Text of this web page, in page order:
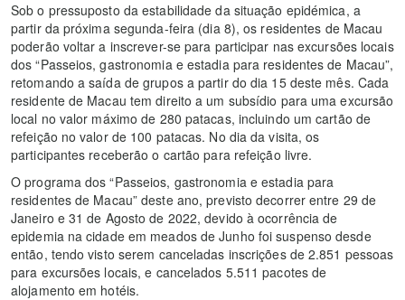
Sob o pressuposto da estabilidade da situação epidémica, a
partir da próxima segunda-feira (dia 8), os residentes de Macau
poderão voltar a inscrever-se para participar nas excursões locais
dos “Passeios, gastronomia e estadia para residentes de Macau”,
retomando a saída de grupos a partir do dia 15 deste mês. Cada
residente de Macau tem direito a um subsídio para uma excursão
local no valor máximo de 280 patacas, incluindo um cartão de
refeição no valor de 100 patacas. No dia da visita, os
participantes receberão o cartão para refeição livre.
O programa dos “Passeios, gastronomia e estadia para
residentes de Macau” deste ano, previsto decorrer entre 29 de
Janeiro e 31 de Agosto de 2022, devido à ocorrência de
epidemia na cidade em meados de Junho foi suspenso desde
então, tendo visto serem canceladas inscrições de 2.851 pessoas
para excursões locais, e cancelados 5.511 pacotes de
alojamento em hotéis.